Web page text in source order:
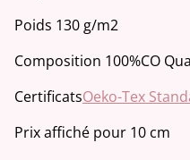
Poids 130 g/m2
Composition 100%CO
CertificatsOeko-Tex
Prix affiché pour 10 cm